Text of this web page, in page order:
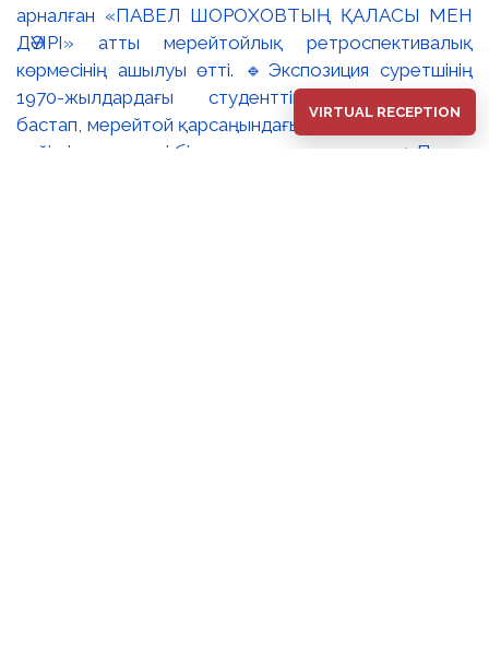
арналған «ПАВЕЛ ШОРОХОВТЫҢ ҚАЛАСЫ МЕН
ДӘУІРІ» атты мерейтойлық ретроспективалық
көрмесінің ашылуы өтті. 🔹Экспозиция суретшінің
1970-жылдардағы студенттік туындыларынан
бастап, мерейтой қарсаңындағы соңғы еңбектеріне
дейінгі әр кезеңді бір арнаға тоғыстырады. 🔸Павел
VIRTUAL RECEPTION